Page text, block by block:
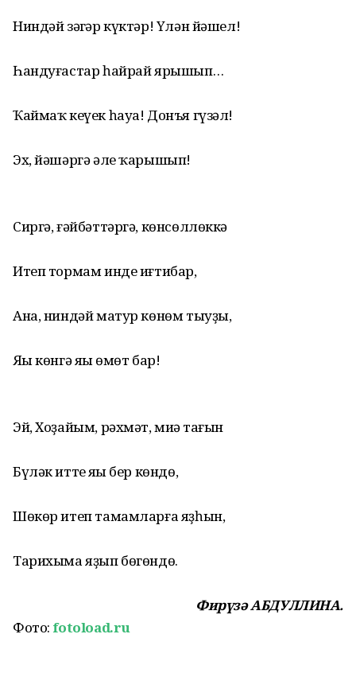
Ниндәй зәңгәр күктәр! Үлән йәшел!
Һандуғастар һайрай ярышып…
Ҡаймаҡ кеүек һауа! Донъя гүзәл!
Эх, йәшәргә әле ҡарышып!
Сиргә, ғәйбәттәргә, көнсөллөккә
Итеп тормам инде иғтибар,
Ана, ниндәй матур көнөм тыуҙы,
Яңы көнгә яңы өмөт бар!
Эй, Хоҙайым, рәхмәт, миңә тағын
Бүләк иттең яңы бер көндө,
Шөкөр итеп тамамларға яҙһын,
Тарихыма яҙып бөгөндө.
Фирүзә АБДУЛЛИНА.
Фото: fotoload.ru